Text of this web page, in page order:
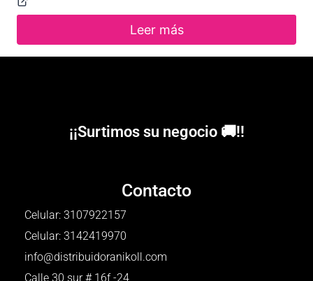
Leer más
¡¡Surtimos su negocio 🚚!!
Contacto
Celular: 3107922157
Celular: 3142419970
info@distribuidoranikoll.com
Calle 30 sur # 16f -24